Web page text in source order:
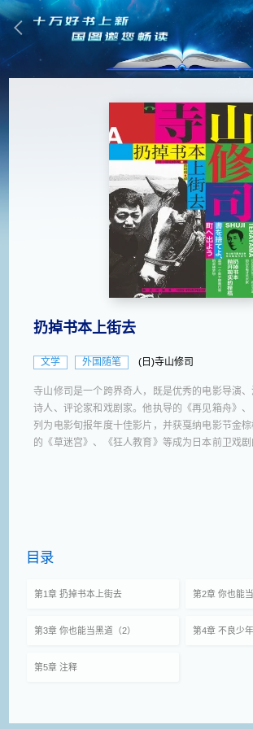
扔掉书本上街去
文学 外国随笔 (日)寺山修司
寺山修司是一个跨界奇人，既是优秀的电影导演
诗人、评论家和戏剧家。他执导的《再见箱舟》
列为电影旬报年度十佳影片，并获戛纳电影节金
的《草迷宫》、《狂人教育》等成为日本前卫戏
中寺山修司攫取生活的每个片段，将强烈的个人风
括岩井俊二、森山大道、安藤忠雄等在内的无数人
目录
第1章 扔掉书本上街去 第2章 你也能
第3章 你也能当黑道（2） 第4章 不良少年
第5章 注释